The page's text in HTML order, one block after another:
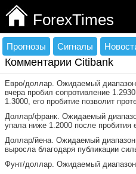
ForexTimes
Прогнозы Сигналы
Комментарии Citibank
Евро/доллар. Ожидаемый
вчера пробил сопротивление
1.3000, его пробитие позволит
Доллар/франк. Ожидаемый
упала ниже 1.2000 после пробития
Доллар/йена. Ожидаемый
выросла благодаря публикации
Фунт/доллар. Ожидаемый диапазон